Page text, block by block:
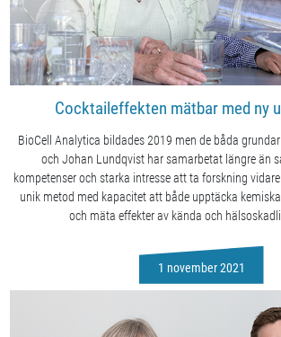
Cocktaileffekten mätbar med ny
BioCell Analytica bildades 2019 men de båda
och Johan Lundqvist har samarbetat längre än
kompetenser och starka intresse att ta forskning
unik metod med kapacitet att både upptäcka
och mäta effekter av kända och
1 november 2021